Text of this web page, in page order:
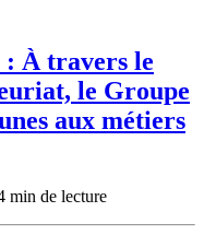
: À travers le
le Groupe
aux métiers
min de lecture